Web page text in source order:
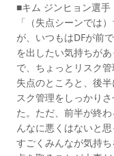
■キム ジンヒョン選手
「（失点シーンでは
が、いつもはDFが前
を出したい気持ちが
で、ちょっとリスク
失点のところと、後
スク管理をしっかり
た。ただ、前半が終
んなに悪くはないと
すごくみんなが気持